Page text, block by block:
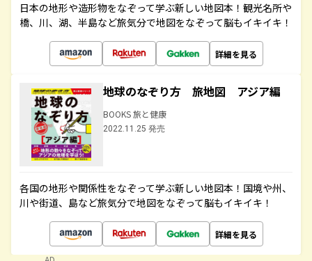
日本の地形や造形物をなぞって学ぶ新しい地図本！観光名所や
橋、川、湖、半島など旅気分で地図をなぞって脳もイキイキ！
詳細を見る
地球のなぞり方 旅地図 アジア編
BOOKS 旅と健康
2022.11.25 発売
各国の地形や関係性をなぞって学ぶ新しい地図本！国境や州、
川や街道、島など旅気分で地図をなぞって脳もイキイキ！
詳細を見る